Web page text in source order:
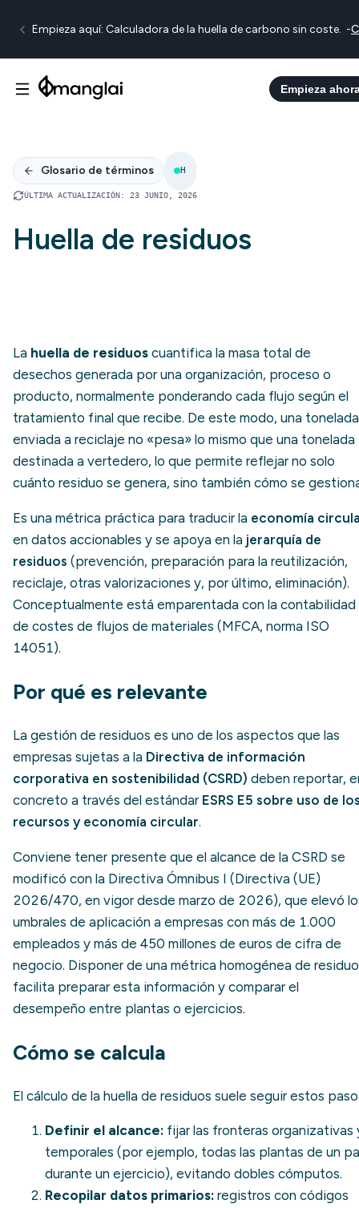
Empieza aquí: Calculadora de la huella de carbono sin coste. -
Empieza
Glosario de términos H
ÚLTIMA ACTUALIZACIÓN: 23 JUNIO, 2026
Huella de residuos
La huella de residuos cuantifica la masa total de
desechos generada por una organización, proceso o
producto, normalmente ponderando cada flujo según el
tratamiento final que recibe. De este modo, una tonelada
enviada a reciclaje no «pesa» lo mismo que una tonelada
destinada a vertedero, lo que permite reflejar no solo
cuánto residuo se genera, sino también cómo se
Es una métrica práctica para traducir la economía
en datos accionables y se apoya en la jerarquía de
residuos (prevención, preparación para la reutilización,
reciclaje, otras valorizaciones y, por último, eliminación).
Conceptualmente está emparentada con la contabilidad
de costes de flujos de materiales (MFCA, norma ISO
14051).
Por qué es relevante
La gestión de residuos es uno de los aspectos que las
empresas sujetas a la Directiva de información
corporativa en sostenibilidad (CSRD) deben reportar,
concreto a través del estándar ESRS E5 sobre uso de
recursos y economía circular.
Conviene tener presente que el alcance de la CSRD se
modificó con la Directiva Ómnibus I (Directiva (UE)
2026/470, en vigor desde marzo de 2026), que elevó
umbrales de aplicación a empresas con más de 1.000
empleados y más de 450 millones de euros de cifra de
negocio. Disponer de una métrica homogénea de
facilita preparar esta información y comparar el
desempeño entre plantas o ejercicios.
Cómo se calcula
El cálculo de la huella de residuos suele seguir estos
Definir el alcance: fijar las fronteras organizativas
temporales (por ejemplo, todas las plantas de un
durante un ejercicio), evitando dobles cómputos.
Recopilar datos primarios: registros con códigos